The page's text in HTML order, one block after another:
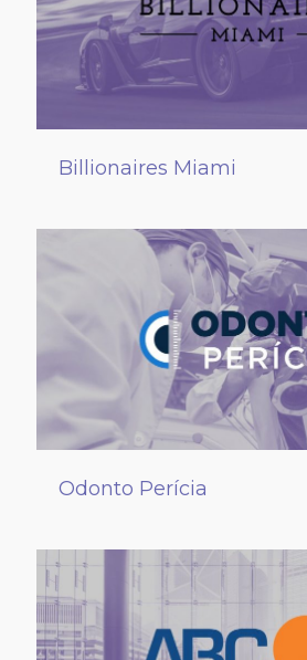
Billionaires Miami
Odonto Perícia